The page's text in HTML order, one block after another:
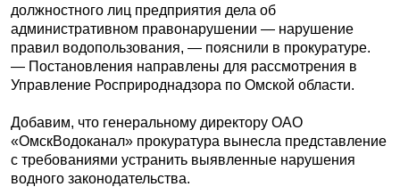
должностного лиц предприятия дела об
административном правонарушении — нарушение
правил водопользования, — пояснили в прокуратуре.
— Постановления направлены для рассмотрения в
Управление Росприроднадзора по Омской области.
Добавим, что генеральному директору ОАО
«ОмскВодоканал» прокуратура вынесла представление
с требованиями устранить выявленные нарушения
водного законодательства.